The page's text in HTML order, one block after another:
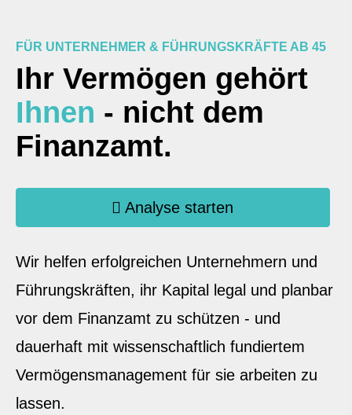
FÜR UNTERNEHMER & FÜHRUNGSKRÄFTE AB 45
Ihr Vermögen gehört
Ihnen - nicht dem
Finanzamt.
Analyse starten
Wir helfen erfolgreichen Unternehmern und
Führungskräften, ihr Kapital legal und planbar
vor dem Finanzamt zu schützen - und
dauerhaft mit wissenschaftlich fundiertem
Vermögensmanagement für sie arbeiten zu
lassen.